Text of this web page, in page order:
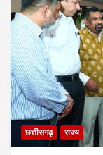
छत्तीसगढ़ राज्य